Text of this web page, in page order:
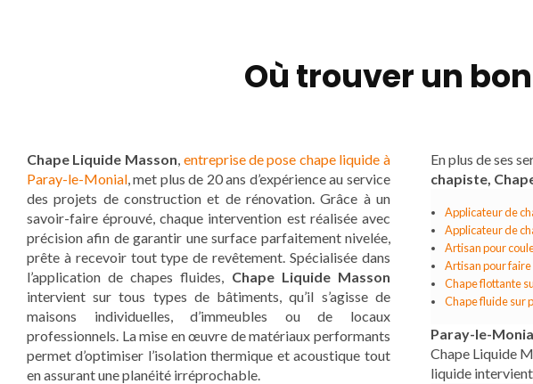
Où trouver un
Chape Liquide Masson, entreprise de pose chape liquide à
Paray-le-Monial, met plus de 20 ans d’expérience au service
des projets de construction et de rénovation. Grâce à un
savoir-faire éprouvé, chaque intervention est réalisée avec
précision afin de garantir une surface parfaitement nivelée,
prête à recevoir tout type de revêtement. Spécialisée dans
l’application de chapes fluides, Chape Liquide Masson
intervient sur tous types de bâtiments, qu’il s’agisse de
maisons individuelles, d’immeubles ou de locaux
professionnels. La mise en œuvre de matériaux performants
permet d’optimiser l’isolation thermique et acoustique tout
en assurant une planéité irréprochable.
En plus de ses
chapiste,
Applicateur de
Applicateur de
Artisan pour
Artisan pour faire
Chape flottante
Chape fluide sur
Paray-le-
Chape Liquide
liquide